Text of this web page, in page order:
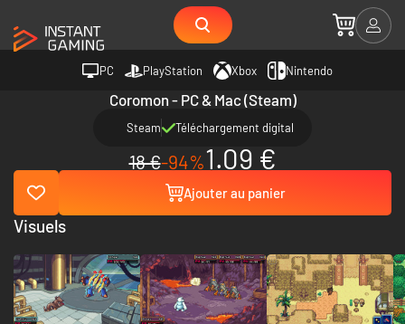
PC PlayStation Xbox Nintendo
Coromon - PC & Mac (Steam)
Steam Téléchargement digital
18 €-94%1.09 €
Ajouter au panier
Visuels